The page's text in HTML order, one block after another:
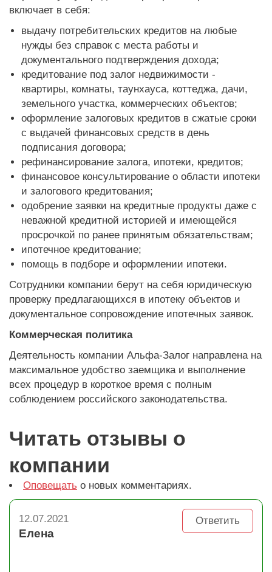
включает в себя:
выдачу потребительских кредитов на любые
нужды без справок с места работы и
документального подтверждения дохода;
кредитование под залог недвижимости -
квартиры, комнаты, таунхауса, коттеджа, дачи,
земельного участка, коммерческих объектов;
оформление залоговых кредитов в сжатые сроки
с выдачей финансовых средств в день
подписания договора;
рефинансирование залога, ипотеки, кредитов;
финансовое консультирование о области ипотеки
и залогового кредитования;
одобрение заявки на кредитные продукты даже с
неважной кредитной историей и имеющейся
просрочкой по ранее принятым обязательствам;
ипотечное кредитование;
помощь в подборе и оформлении ипотеки.
Сотрудники компании берут на себя юридическую
проверку предлагающихся в ипотеку объектов и
документальное сопровождение ипотечных заявок.
Коммерческая политика
Деятельность компании Альфа-Залог направлена на
максимальное удобство заемщика и выполнение
всех процедур в короткое время с полным
соблюдением российского законодательства.
Читать отзывы о
компании
Оповещать о новых комментариях.
Ответить
12.07.2021
Елена